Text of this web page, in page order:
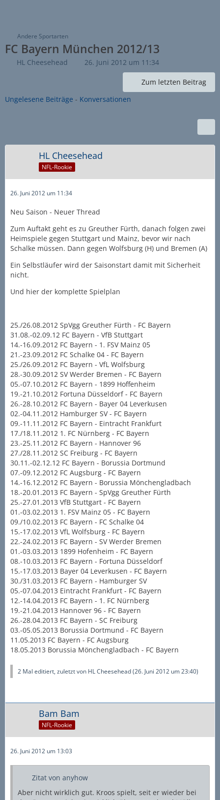
Andere Sportarten
FC Bayern München 2012/13
HL Cheesehead 26. Juni 2012 um 11:34
Zum letzten Beitrag
Ungelesene Beiträge - Konversationen
HL Cheesehead
NFL-Rookie
26. Juni 2012 um 11:34
Neu Saison - Neuer Thread
Zum Auftakt geht es zu Greuther Fürth, danach folgen zwei
Heimspiele gegen Stuttgart und Mainz, bevor wir nach
Schalke müssen. Dann gegen Wolfsburg (H) und Bremen (A)
Ein Selbstläufer wird der Saisonstart damit mit Sicherheit
nicht.
Und hier der komplette Spielplan
25./26.08.2012 SpVgg Greuther Fürth - FC Bayern
31.08.-02.09.12 FC Bayern - VfB Stuttgart
14.-16.09.2012 FC Bayern - 1. FSV Mainz 05
21.-23.09.2012 FC Schalke 04 - FC Bayern
25./26.09.2012 FC Bayern - VfL Wolfsburg
28.-30.09.2012 SV Werder Bremen - FC Bayern
05.-07.10.2012 FC Bayern - 1899 Hoffenheim
19.-21.10.2012 Fortuna Düsseldorf - FC Bayern
26.-28.10.2012 FC Bayern - Bayer 04 Leverkusen
02.-04.11.2012 Hamburger SV - FC Bayern
09.-11.11.2012 FC Bayern - Eintracht Frankfurt
17./18.11.2012 1. FC Nürnberg - FC Bayern
23.-25.11.2012 FC Bayern - Hannover 96
27./28.11.2012 SC Freiburg - FC Bayern
30.11.-02.12.12 FC Bayern - Borussia Dortmund
07.-09.12.2012 FC Augsburg - FC Bayern
14.-16.12.2012 FC Bayern - Borussia Mönchengladbach
18.-20.01.2013 FC Bayern - SpVgg Greuther Fürth
25.-27.01.2013 VfB Stuttgart - FC Bayern
01.-03.02.2013 1. FSV Mainz 05 - FC Bayern
09./10.02.2013 FC Bayern - FC Schalke 04
15.-17.02.2013 VfL Wolfsburg - FC Bayern
22.-24.02.2013 FC Bayern - SV Werder Bremen
01.-03.03.2013 1899 Hofenheim - FC Bayern
08.-10.03.2013 FC Bayern - Fortuna Düsseldorf
15.-17.03.2013 Bayer 04 Leverkusen - FC Bayern
30./31.03.2013 FC Bayern - Hamburger SV
05.-07.04.2013 Eintracht Frankfurt - FC Bayern
12.-14.04.2013 FC Bayern - 1. FC Nürnberg
19.-21.04.2013 Hannover 96 - FC Bayern
26.-28.04.2013 FC Bayern - SC Freiburg
03.-05.05.2013 Borussia Dortmund - FC Bayern
11.05.2013 FC Bayern - FC Augsburg
18.05.2013 Borussia Mönchengladbach - FC Bayern
2 Mal editiert, zuletzt von HL Cheesehead(26. Juni 2012 um 23:40)
Bam Bam
NFL-Rookie
26. Juni 2012 um 13:03
Zitat von anyhow
Aber nicht wirklich gut. Kroos spielt, seit er wieder bei